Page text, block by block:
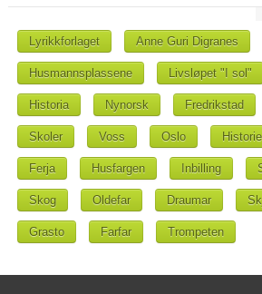
Lyrikkforlaget Anne Guri Digranes
Husmannsplassene Livsløpet "I sol"
Historia Nynorsk Fredrikstad
Skoler Voss Oslo Historie
Ferja Husfargen Inbilling
Skog Oldefar Draumar
Grasto Farfar Trompeten